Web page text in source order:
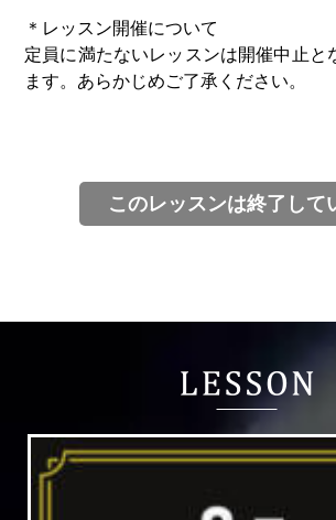
＊レッスン開催について
定員に満たないレッスンは開催中止と
ます。あらかじめご了承ください。
このレッスンは終了して